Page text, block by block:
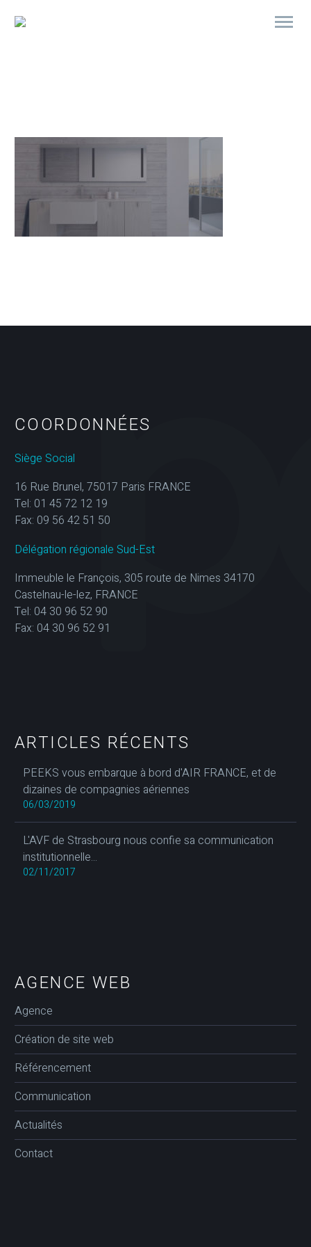
COORDONNÉES
Siège Social
16 Rue Brunel, 75017 Paris FRANCE
Tel: 01 45 72 12 19
Fax: 09 56 42 51 50
Délégation régionale Sud-Est
Immeuble le François, 305 route de Nimes 34170
Castelnau-le-lez, FRANCE
Tel: 04 30 96 52 90
Fax: 04 30 96 52 91
ARTICLES RÉCENTS
PEEKS vous embarque à bord d'AIR FRANCE, et de
dizaines de compagnies aériennes
06/03/2019
L'AVF de Strasbourg nous confie sa communication
institutionnelle...
02/11/2017
AGENCE WEB
Agence
Création de site web
Référencement
Communication
Actualités
Contact